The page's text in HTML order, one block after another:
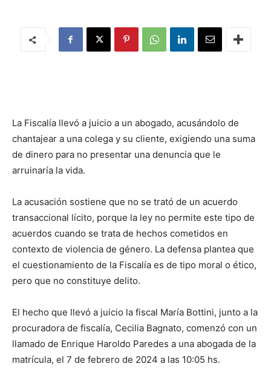
La Fiscalía llevó a juicio a un abogado, acusándolo de
chantajear a una colega y su cliente, exigiendo una suma
de dinero para no presentar una denuncia que le
arruinaría la vida.
La acusación sostiene que no se trató de un acuerdo
transaccional lícito, porque la ley no permite este tipo de
acuerdos cuando se trata de hechos cometidos en
contexto de violencia de género. La defensa plantea que
el cuestionamiento de la Fiscalía es de tipo moral o ético,
pero que no constituye delito.
El hecho que llevó a juicio la fiscal María Bottini, junto a la
procuradora de fiscalía, Cecilia Bagnato, comenzó con un
llamado de Enrique Haroldo Paredes a una abogada de la
matrícula, el 7 de febrero de 2024 a las 10:05 hs.